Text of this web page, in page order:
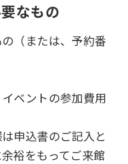
なもの
（または、予約番
ベントの参加費用
申込書のご記入と
裕をもってご来館